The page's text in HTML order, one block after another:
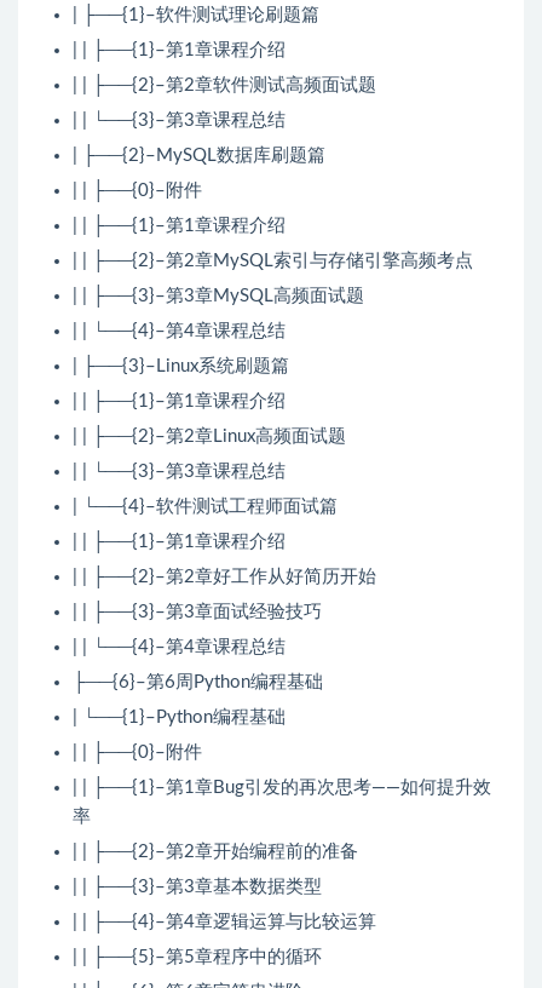
| ├──{1}–软件测试理论刷题篇
| | ├──{1}–第1章课程介绍
| | ├──{2}–第2章软件测试高频面试题
| | └──{3}–第3章课程总结
| ├──{2}–MySQL数据库刷题篇
| | ├──{0}–附件
| | ├──{1}–第1章课程介绍
| | ├──{2}–第2章MySQL索引与存储引擎高频考点
| | ├──{3}–第3章MySQL高频面试题
| | └──{4}–第4章课程总结
| ├──{3}–Linux系统刷题篇
| | ├──{1}–第1章课程介绍
| | ├──{2}–第2章Linux高频面试题
| | └──{3}–第3章课程总结
| └──{4}–软件测试工程师面试篇
| | ├──{1}–第1章课程介绍
| | ├──{2}–第2章好工作从好简历开始
| | ├──{3}–第3章面试经验技巧
| | └──{4}–第4章课程总结
├──{6}–第6周Python编程基础
| └──{1}–Python编程基础
| | ├──{0}–附件
| | ├──{1}–第1章Bug引发的再次思考——如何提升效
率
| | ├──{2}–第2章开始编程前的准备
| | ├──{3}–第3章基本数据类型
| | ├──{4}–第4章逻辑运算与比较运算
| | ├──{5}–第5章程序中的循环